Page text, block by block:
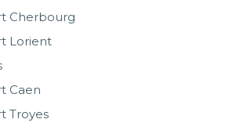
Cherbourg
Lorient
Caen
Troyes